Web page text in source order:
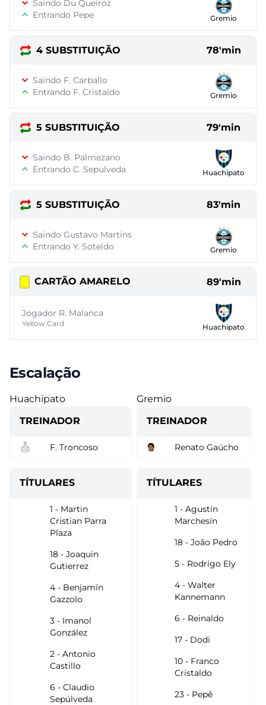
Saindo Du Queiroz
Entrando Pepe
Gremio
4 SUBSTITUIÇÃO 78'min
Saindo F. Carballo
Entrando F. Cristaldo
Gremio
5 SUBSTITUIÇÃO 79'min
Saindo B. Palmezano
Entrando C. Sepulveda
Huachipato
5 SUBSTITUIÇÃO 83'min
Saindo Gustavo Martins
Entrando Y. Soteldo
Gremio
CARTÃO AMARELO 89'min
Jogador R. Malanca
Yellow Card Huachipato
Escalação
Huachipato
TREINADOR
F. Troncoso
TÍTULARES
1 - Martin
Cristian Parra
Plaza
18 - Joaquin
Gutierrez
4 - Benjamín
Gazzolo
3 - Imanol
González
2 - Antonio
Castillo
6 - Claudio
Sepúlveda
Gremio
TREINADOR
Renato Gaúcho
TÍTULARES
1 - Agustín
Marchesín
18 - João Pedro
5 - Rodrigo Ely
4 - Walter
Kannemann
6 - Reinaldo
17 - Dodi
10 - Franco
Cristaldo
23 - Pepê